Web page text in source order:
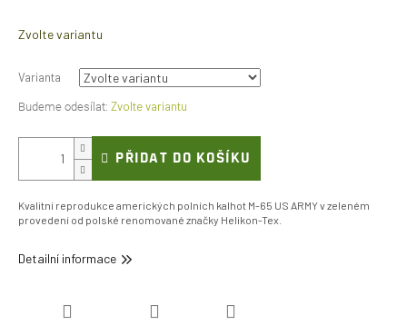
cena:
Zvolte variantu
Varianta
Zvolte variantu
PŘIDAT DO KOŠÍKU
Kvalitní reprodukce amerických polních kalhot M-65 US ARMY v zeleném
provedení od polské renomované značky Helikon-Tex.
Detailní informace